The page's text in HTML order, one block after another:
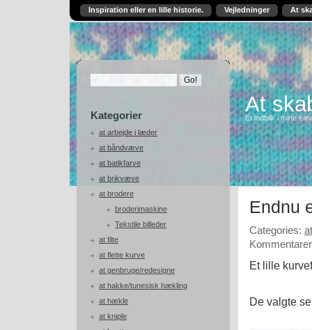
Inspiration eller en lille historie. Vejledninger At
Kategorier
at arbejde i læder
at båndvæve
at batikfarve
at brikvæve
at brodere
broderimaskine
Tekstile billeder
at filte
at flette kurve
at genbruge/redesigne
at hakke/tunesisk hækling
at hækle
at kniple
At
Et indblik i mine
Endnu
Categories:
Et lille
De valgte